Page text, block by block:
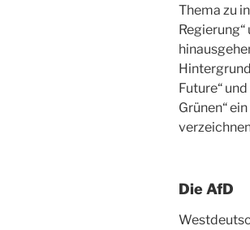
Thema zu
Future“
Grünen“
Die AfD